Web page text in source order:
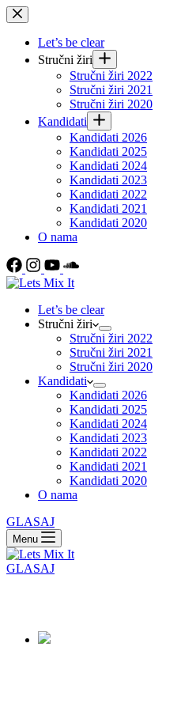
Skip
to
contentLet’s be clear
Stručni žiri
Stručni žiri 2022
Stručni žiri 2021
Stručni žiri 2020
Kandidati
Kandidati 2026
Kandidati 2025
Kandidati 2024
Kandidati 2023
Kandidati 2022
Kandidati 2021
Kandidati 2020
O nama
Let’s be clear
Stručni žiri
Stručni žiri 2022
Stručni žiri 2021
Stručni žiri 2020
Kandidati
Kandidati 2026
Kandidati 2025
Kandidati 2024
Kandidati 2023
Kandidati 2022
Kandidati 2021
Kandidati 2020
O nama
GLASAJ
Menu
GLASAJ